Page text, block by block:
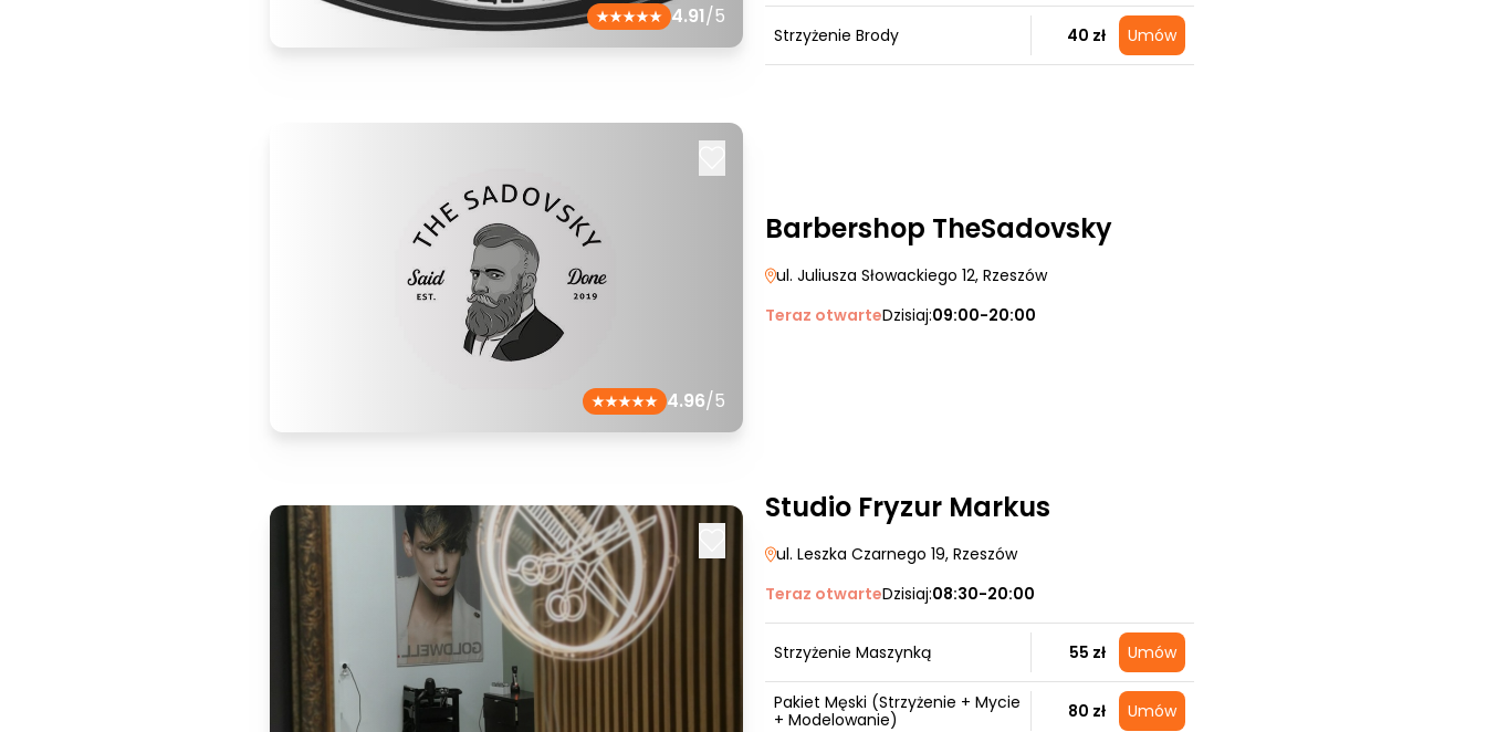
4.91/5
Strzyżenie Brody 40 zł Umów
4.96/5
Barbershop TheSadovsky
ul. Juliusza Słowackiego 12, Rzeszów
Teraz otwarteDzisiaj:09:00-20:00
Studio Fryzur Markus
ul. Leszka Czarnego 19, Rzeszów
Teraz otwarteDzisiaj:08:30-20:00
Strzyżenie Maszynką 55 zł Umów
Pakiet Męski (Strzyżenie + Mycie
+ Modelowanie)
80 zł Umów